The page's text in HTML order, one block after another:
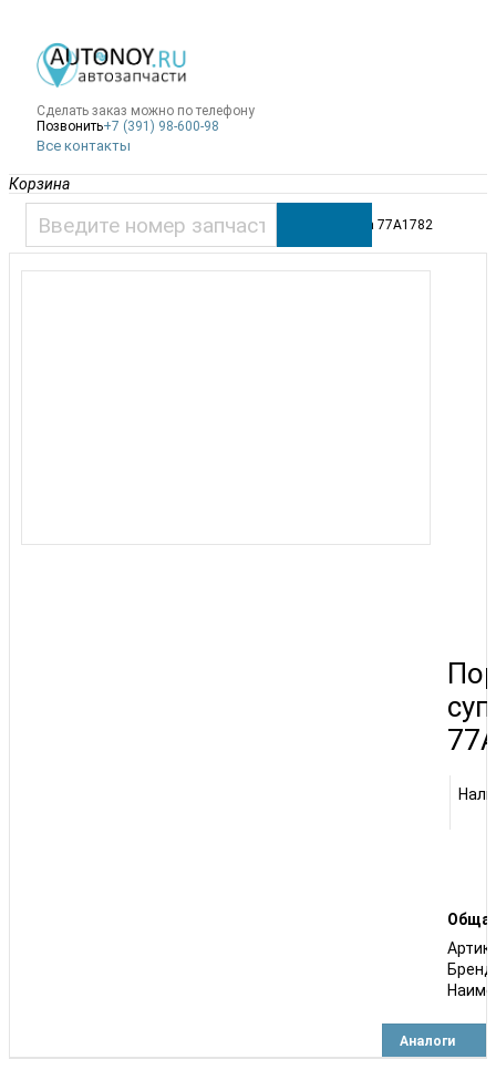
Сделать заказ можно по телефону
Позвонить+7 (391) 98-600-98
Все контакты
Корзина
АвтоНой Каталог запчастей Поршень суппорта 77A1782
Бренд
Аналоги